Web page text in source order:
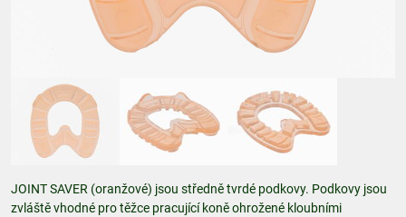
JOINT SAVER (oranžové) jsou středně tvrdé podkovy. Podkovy jsou
zvláště vhodné pro těžce pracující koně ohrožené kloubními